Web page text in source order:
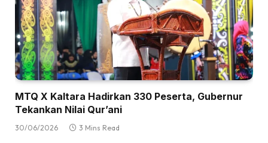
MTQ X Kaltara Hadirkan 330 Peserta, Gubernur
Tekankan Nilai Qur’ani
30/06/2026 3 Mins Read